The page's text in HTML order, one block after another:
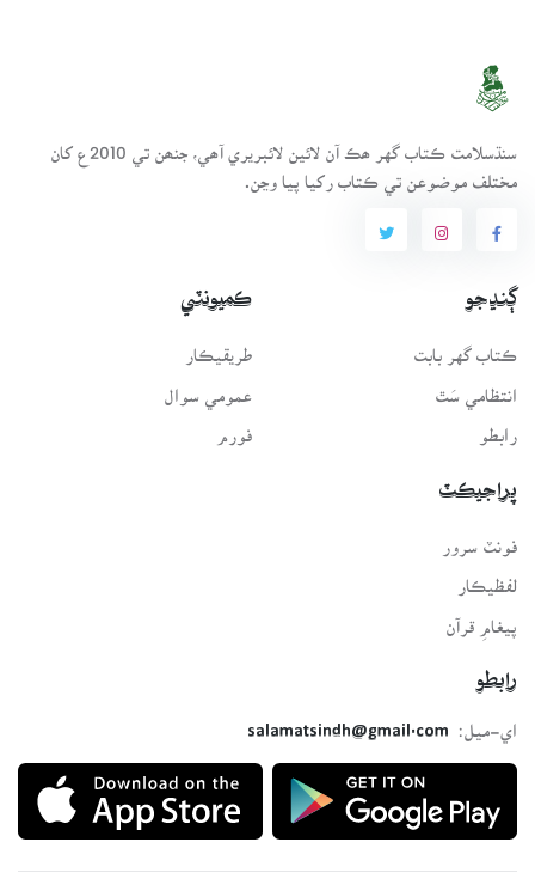
سنڌسلامت ڪتاب گهر ھڪ آن لائين لائبريري آھي، جنھن تي 2010ع کان
مختلف موضوعن تي ڪتاب رکيا پيا وڃن.
ڳنڍجو
ڪتاب گهر بابت
انتظامي سَٿ
رابطو
ڪميونٽي
طريقيڪار
عمومي سوال
فورم
پراجيڪٽ
لفظيڪار
پيغامِ قرآن
رابطو
اي-ميل:
salamatsindh@gmail.com